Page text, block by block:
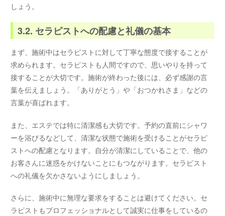
しょう。
3.2. セラピストへの配慮と礼儀の基本
まず、施術中はセラピストに対して丁寧な態度で接することが
求められます。セラピストも人間ですので、思いやりを持って
接することが大切です。施術が終わった後には、必ず感謝の言
葉を伝えましょう。「ありがとう」や「おつかれさま」などの
言葉が喜ばれます。
また、エステでは特に清潔感も大切です。予約の直前にシャワ
ーを浴びるなどして、清潔な状態で施術を受けることがセラピ
ストへの配慮となります。自分が清潔にしていることで、他の
お客さんに迷惑をかけないことにもつながります。セラピスト
への礼儀を欠かさないようにしましょう。
さらに、施術中に無理な要求をすることは避けてください。セ
ラピストもプロフェッショナルとして誠実に仕事をしているの